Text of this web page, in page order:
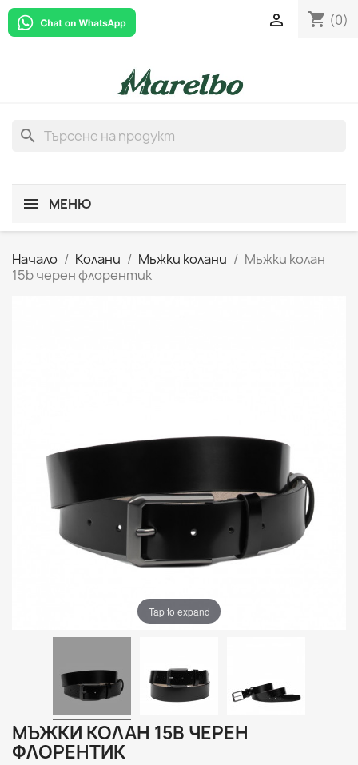
shopping_cart (0)

search
МЕНЮ
Начало Колани Мъжки колани
Мъжки колан
15b черен флорентик
Tap to expand
МЪЖКИ КОЛАН 15B ЧЕРЕН
ФЛОРЕНТИК